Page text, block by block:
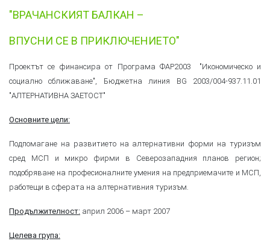
"ВРАЧАНСКИЯТ БАЛКАН –
ВПУСНИ СЕ В ПРИКЛЮЧЕНИЕТО"
Проектът се финансира от Програма ФАР2003 "Икономическо и
социално сближаване", Бюджетна линия BG 2003/004-937.11.01
"АЛТЕРНАТИВНА ЗАЕТОСТ"
Основните цели:
Подпомагане на развитието на алтернативни форми на туризъм
сред МСП и микро фирми в Северозападния планов регион;
подобряване на професионалните умения на предприемачите и МСП,
работещи в сферата на алтернативния туризъм.
Продължителност: април 2006 – март 2007
Целева група: